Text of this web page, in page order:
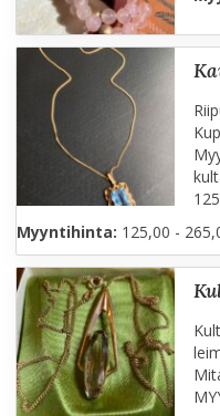
Myyntihinta: 125,00 -